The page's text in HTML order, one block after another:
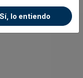
Sí, lo entiendo